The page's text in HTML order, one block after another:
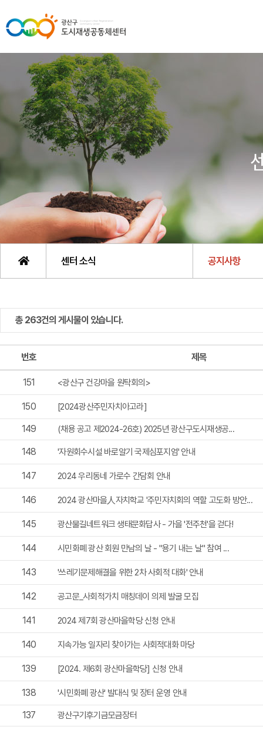
센터 소식 공지사항
총 263건의 게시물이 있습니다.
번호 제목
151 <광산구 건강마을 원탁회의>
150 ​[2024광산주민자치아고라]
149 (채용 공고 제2024-26호) 2025년 광산구도시재생공...
148 '자원회수시설 바로알기 국제심포지엄' 안내
147 2024 우리동네 가로수 간담회 안내
146 2024 광산마을人자치학교 '주민자치회의 역할 고도화 방안...
145 광산물길네트워크 생태문화답사 - 가을 '전주천'을 걷다!
144 시민화폐 광산 회원 만남의 날 - "용기 내는 날" 참여 ...
143 '쓰레기문제해결을 위한 2차 사회적 대화' 안내
142 공고문_사회적가치 매칭데이 의제 발굴 모집
141 2024 제7회 광산마을학당 신청 안내
140 지속가능 일자리 찾아가는 사회적대화 마당
139 [2024. 제6회 광산마을학당] 신청 안내
138 '시민화폐 광산' 발대식 및 장터 운영 안내
137 광산구기후기금모금장터